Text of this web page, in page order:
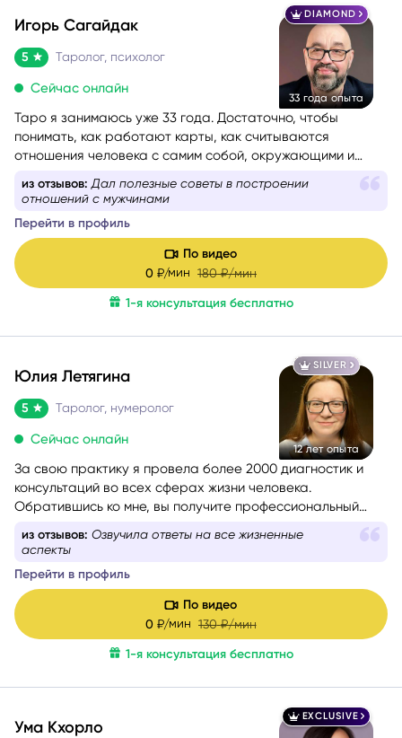
DIAMOND
33 года опыта
Игорь Сагайдак
5 Таролог, психолог
Сейчас онлайн
Таро я занимаюсь уже 33 года. Достаточно, чтобы
понимать, как работают карты, как считываются
отношения человека с самим собой, окружающими и
собеседника — бережно и с вниманием. Как
необходимости использую техники гармонизации
эмоционального состояния.Работаю с метафорическими
ассоциативными картами, позволяющими глубже
раскрыть беспокоящую ситуацию, найти ресурсы в себе
из отзывов: Дал полезные советы в построении
отношений с мужчинами
Перейти в профиль
По видео
0 ₽/мин180 ₽/мин
1-я консультация бесплатно
SILVER
12 лет опыта
Юлия Летягина
5 Таролог, нумеролог
Сейчас онлайн
За свою практику я провела более 2000 диагностик и
консультаций во всех сферах жизни человека.
Обратившись ко мне, вы получите профессиональный
беспокоит.
из отзывов: Невероятно тёплое чувство осталось
после общения
Перейти в профиль
По видео
0 ₽/мин 130 ₽/мин
1-я консультация бесплатно
EXCLUSIVE
Ума Кхорло